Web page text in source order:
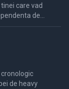
care vad
de
de heavy